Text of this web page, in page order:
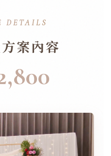
DETAILS
案內容